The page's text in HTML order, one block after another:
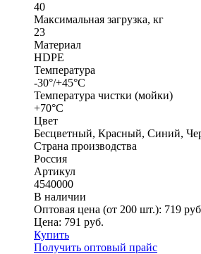
40
Максимальная загрузка, кг
23
Материал
HDPE
Температура
-30°/+45°С
Температура чистки (мойки)
+70°С
Цвет
Бесцветный, Красный, Синий,
Страна производства
Россия
Артикул
4540000
В наличии
Оптовая цена (от 200 шт.): 719
Цена: 791 руб.
Купить
Получить оптовый прайс